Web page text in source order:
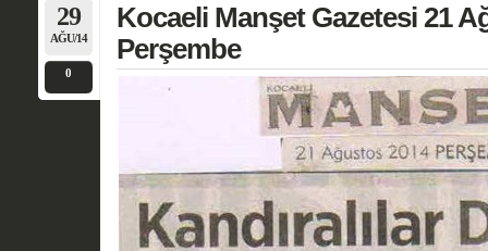
29
AĞU/14
0
Kocaeli Manşet Gazetesi 21
Perşembe